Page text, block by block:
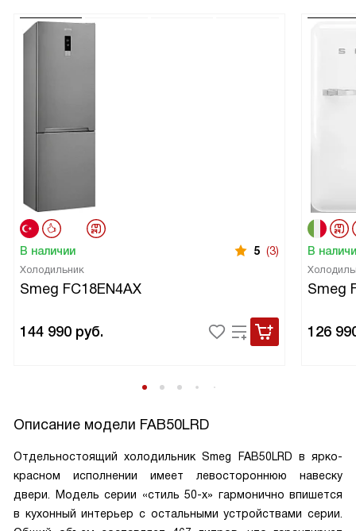
В наличии 5 (3)
Холодильник
Smeg FC18EN4AX
144 990 руб.
В
Smeg
126
Описание модели FAB50LRD
Отдельностоящий холодильник Smeg FAB50LRD в ярко-
красном исполнении имеет левостороннюю навеску
двери. Модель серии «стиль 50-х» гармонично впишется
в кухонный интерьер с остальными устройствами серии.